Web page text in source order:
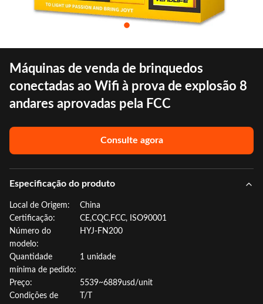
Máquinas de venda de brinquedos
conectadas ao Wifi à prova de explosão 8
andares aprovadas pela FCC
Consulte agora
Especificação do produto
Local de Origem:
China
Certificação:
CE,CQC,FCC, ISO90001
Número do
modelo:
HYJ-FN200
Quantidade
mínima de pedido:
1 unidade
Preço:
5539~6889usd/unit
Condições de
T/T